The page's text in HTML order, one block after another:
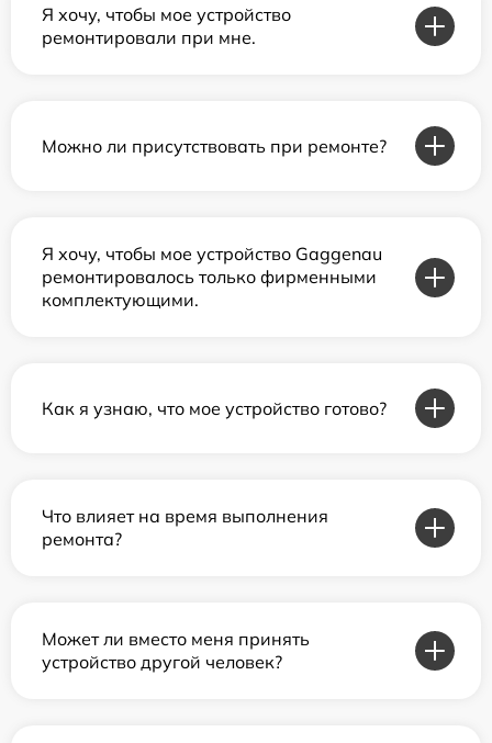
Я хочу, чтобы мое устройство
ремонтировали при мне.
Можно ли присутствовать при ремонте?
Я хочу, чтобы мое устройство Gaggenau
ремонтировалось только фирменными
комплектующими.
Как я узнаю, что мое устройство готово?
Что влияет на время выполнения
ремонта?
Может ли вместо меня принять
устройство другой человек?